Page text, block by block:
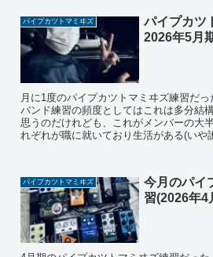
パイプカツトマミヰズ
パイプカツ
2026年5月
月に1度のパイプカツトマミヰズ練習だ
バンド練習の頻度としてはこれは多分結
思うのだけれども、これがメンバーの大
れぞれが職に就いており生活がある(いや
パイプカツトマミヰズ
今月のパイ
習(2026年4